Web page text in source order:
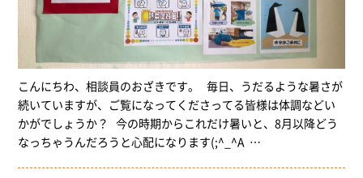
こんにちわ、相談員のおざきです。 毎日、うだるような暑さが
続いていますが、ご覧になってくださってる皆様は体調などい
かがでしょうか？ 今の時期からこれだけ暑いと、8月以降どう
なっちゃうんだろうと心配になります(;^_^A …